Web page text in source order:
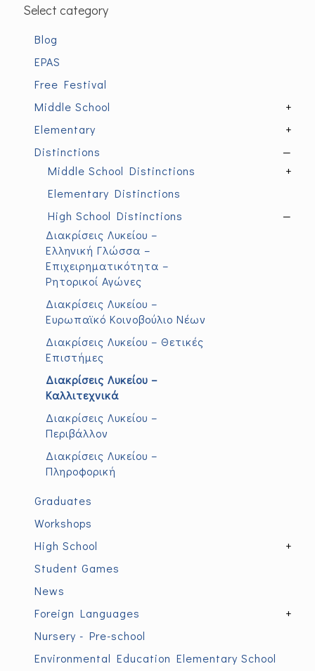
Select category
Blog
EPAS
Free Festival
+
Middle School
+
Elementary
—
Distinctions
+
Middle School Distinctions
Elementary Distinctions
—
High School Distinctions
Διακρίσεις Λυκείου –
Ελληνική Γλώσσα –
Επιχειρηματικότητα –
Ρητορικοί Αγώνες
Διακρίσεις Λυκείου –
Ευρωπαϊκό Κοινοβούλιο Νέων
Διακρίσεις Λυκείου – Θετικές
Επιστήμες
Διακρίσεις Λυκείου –
Καλλιτεχνικά
Διακρίσεις Λυκείου –
Περιβάλλον
Διακρίσεις Λυκείου –
Πληροφορική
Graduates
Workshops
+
High School
Student Games
News
+
Foreign Languages
Nursery - Pre-school
Environmental Education Elementary School